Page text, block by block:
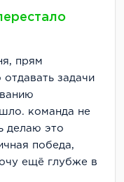
прям
задачи
команда не
делаю это
победа,
ещё глубже в